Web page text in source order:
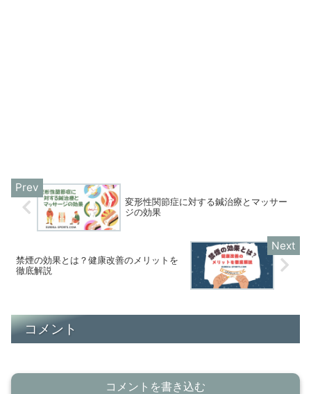
変形性関節症に対する鍼治療とマッサー
ジの効果
禁煙の効果とは？健康改善のメリットを
徹底解説
コメント
コメントを書き込む